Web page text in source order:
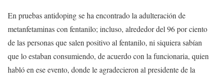
En pruebas antidoping se ha encontrado la adulteración de
metanfetaminas con fentanilo; incluso, alrededor del 96 por ciento
de las personas que salen positivo al fentanilo, ni siquiera sabían
que lo estaban consumiendo, de acuerdo con la funcionaria, quien
habló en ese evento, donde le agradecieron al presidente de la